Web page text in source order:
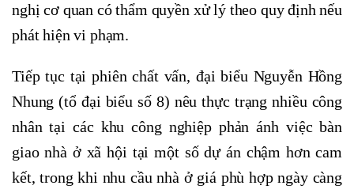
nghị cơ quan có thẩm quyền xử lý theo quy định nếu
phát hiện vi phạm.
Tiếp tục tại phiên chất vấn, đại biểu Nguyễn Hồng
Nhung (tổ đại biểu số 8) nêu thực trạng nhiều công
nhân tại các khu công nghiệp phản ánh việc bàn
giao nhà ở xã hội tại một số dự án chậm hơn cam
kết, trong khi nhu cầu nhà ở giá phù hợp ngày càng